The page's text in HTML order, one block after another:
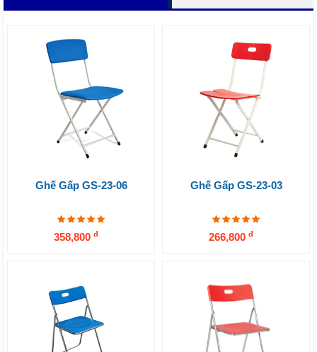
Ghế Gấp GS-23-06
358,800 đ
Ghế Gấp GS-23-03
266,800 đ